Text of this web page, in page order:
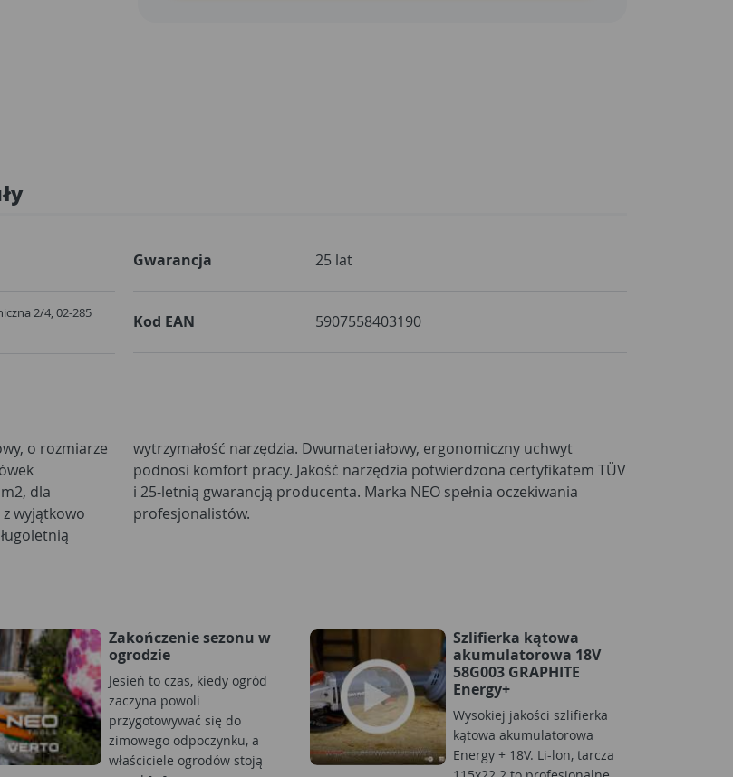
2/4, 02-285
Gwarancja 25 lat
Kod EAN 5907558403190
o rozmiarze
dla
wyjątkowo
uchwyt
TÜV
profesjonalistów.
Zakończenie sezonu w
ogrodzie
Jesień to czas, kiedy ogród
zaczyna powoli
przygotowywać się do
zimowego odpoczynku, a
właściciele ogrodów stoją
Szlifierka kątowa
akumulatorowa 18V
58G003 GRAPHITE
Energy+
Wysokiej jakości szlifierka
kątowa akumulatorowa
Energy + 18V. Li-lon, tarcza